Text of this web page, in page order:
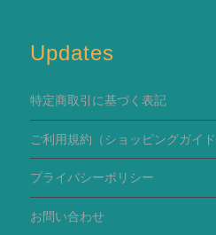
Updates
特定商取引に基づく表記
ご利用規約 （ショッピングガイド
プライバシーポリシー
お問い合わせ